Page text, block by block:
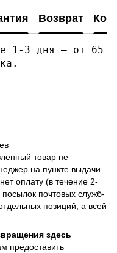
Возврат
1-3 дня — от 65
товар не
на пункте выдачи
оплату (в течение 2-
почтовых служб-
позиций, а всей
здесь
предоставить